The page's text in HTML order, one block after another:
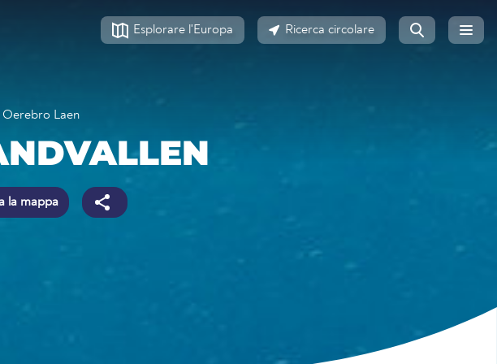
Esplorare l'Europa Ricerca circolare
Oerebro Laen
la mappa